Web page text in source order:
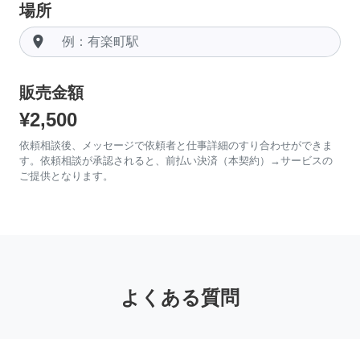
場所
room
販売金額
¥2,500
依頼相談後、メッセージで依頼者と仕事詳細のすり合わせができま
す。依頼相談が承認されると、前払い決済（本契約）→サービスの
ご提供となります。
よくある質問